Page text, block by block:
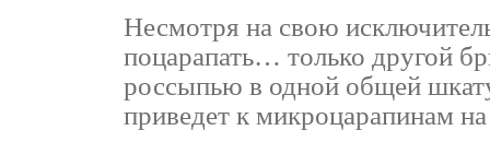
Несмотря на свою
поцарапать… только другой
россыпью в одной общей
приведет к микроцарапинам